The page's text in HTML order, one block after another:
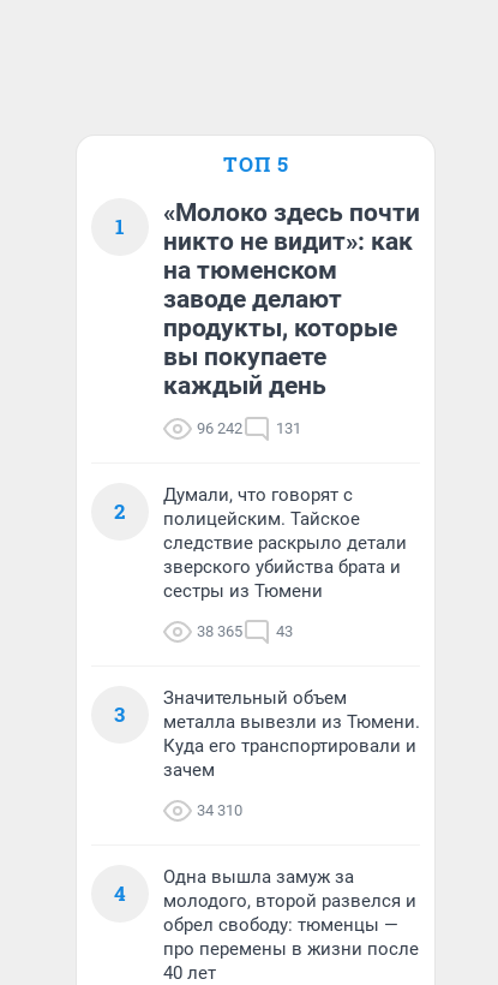
ТОП 5
1
«Молоко здесь почти
никто не видит»: как
на тюменском
заводе делают
продукты, которые
вы покупаете
каждый день
96 242 131
2
Думали, что говорят с
полицейским. Тайское
следствие раскрыло детали
зверского убийства брата и
сестры из Тюмени
38 365 43
3
Значительный объем
металла вывезли из Тюмени.
Куда его транспортировали и
зачем
34 310
4
Одна вышла замуж за
молодого, второй развелся и
обрел свободу: тюменцы —
про перемены в жизни после
40 лет